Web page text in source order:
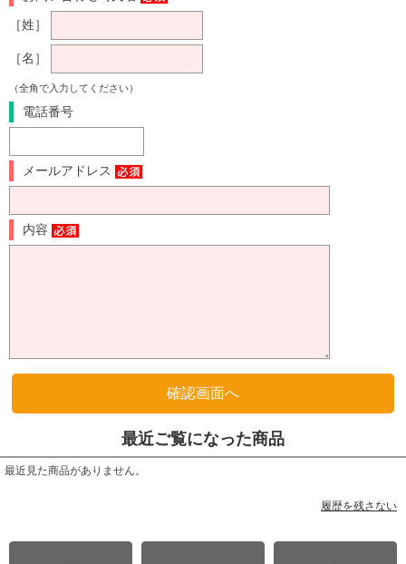
［姓］
［名］
（全角で入力してください）
電話番号
メールアドレス
内容
最近ご覧になった商品
最近見た商品がありません。
履歴を残さない